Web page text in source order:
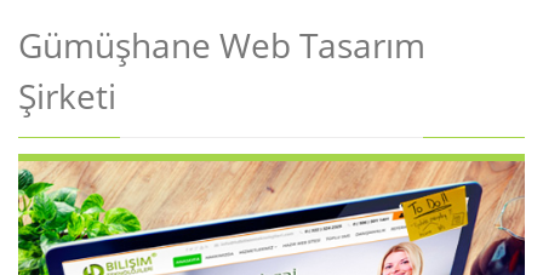
Gümüşhane Web Tasarım
Şirketi